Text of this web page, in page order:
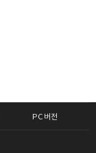
PC버전